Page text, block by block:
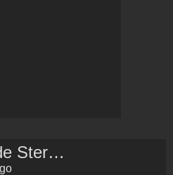
Programas de Stereo Cien